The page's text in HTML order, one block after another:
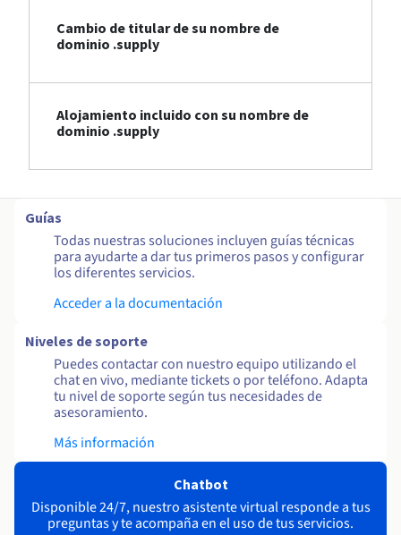
Cambio de titular de su nombre de
dominio .supply
Alojamiento incluido con su nombre de
dominio .supply
Guías
Todas nuestras soluciones incluyen guías técnicas
para ayudarte a dar tus primeros pasos y configurar
los diferentes servicios.
Acceder a la documentación
Niveles de soporte
Puedes contactar con nuestro equipo utilizando el
chat en vivo, mediante tickets o por teléfono. Adapta
tu nivel de soporte según tus necesidades de
asesoramiento.
Más información
Chatbot
Disponible 24/7, nuestro asistente virtual responde a tus
preguntas y te acompaña en el uso de tus servicios.